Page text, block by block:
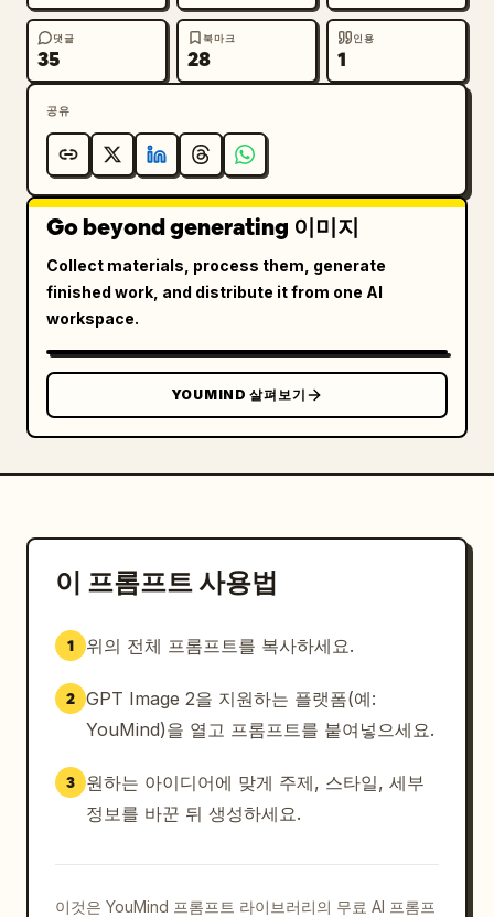
댓글
35
북마크
28
인용
1
공유
Go beyond generating 이미지
Collect materials, process them, generate
finished work, and distribute it from one AI
workspace.
YOUMIND 살펴보기
이 프롬프트 사용법
1 위의 전체 프롬프트를 복사하세요.
2 GPT Image 2을 지원하는 플랫폼(예:
YouMind)을 열고 프롬프트를 붙여넣으세요.
3
원하는 아이디어에 맞게 주제, 스타일, 세부
정보를 바꾼 뒤 생성하세요.
이것은 YouMind 프롬프트 라이브러리의 무료 AI 프롬프